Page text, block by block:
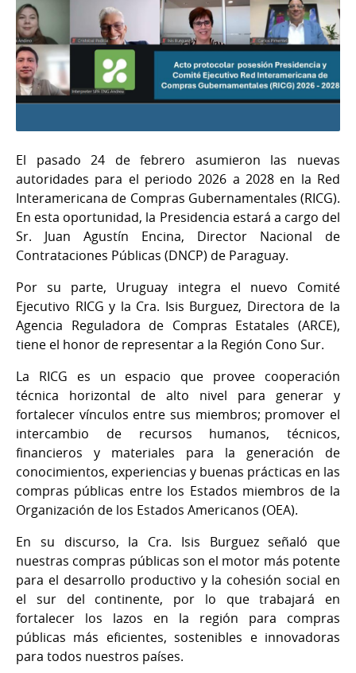
El pasado 24 de febrero asumieron las nuevas
autoridades para el periodo 2026 a 2028 en la Red
Interamericana de Compras Gubernamentales (RICG).
En esta oportunidad, la Presidencia estará a cargo del
Sr. Juan Agustín Encina, Director Nacional de
Contrataciones Públicas (DNCP) de Paraguay.
Por su parte, Uruguay integra el nuevo Comité
Ejecutivo RICG y la Cra. Isis Burguez, Directora de la
Agencia Reguladora de Compras Estatales (ARCE),
tiene el honor de representar a la Región Cono Sur.
La RICG es un espacio que provee cooperación
técnica horizontal de alto nivel para generar y
fortalecer vínculos entre sus miembros; promover el
intercambio de recursos humanos, técnicos,
financieros y materiales para la generación de
conocimientos, experiencias y buenas prácticas en las
compras públicas entre los Estados miembros de la
Organización de los Estados Americanos (OEA).
En su discurso, la Cra. Isis Burguez señaló que
nuestras compras públicas son el motor más potente
para el desarrollo productivo y la cohesión social en
el sur del continente, por lo que trabajará en
fortalecer los lazos en la región para compras
públicas más eficientes, sostenibles e innovadoras
para todos nuestros países.